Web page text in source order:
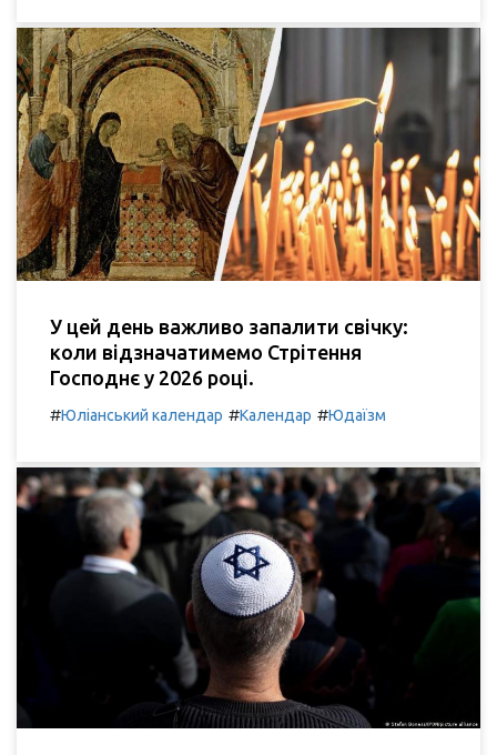
У цей день важливо запалити свічку:
коли відзначатимемо Стрітення
Господнє у 2026 році.
#Юліанський календар #Календар #Юдаїзм